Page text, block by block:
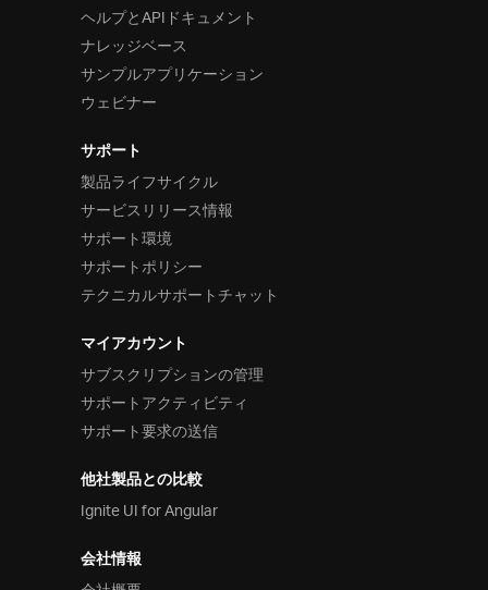
ヘルプとAPIドキュメント
ナレッジベース
サンプルアプリケーション
ウェビナー
サポート
製品ライフサイクル
サービスリリース情報
サポート環境
サポートポリシー
テクニカルサポートチャット
マイアカウント
サブスクリプションの管理
サポートアクティビティ
サポート要求の送信
他社製品との比較
Ignite UI for Angular
会社情報